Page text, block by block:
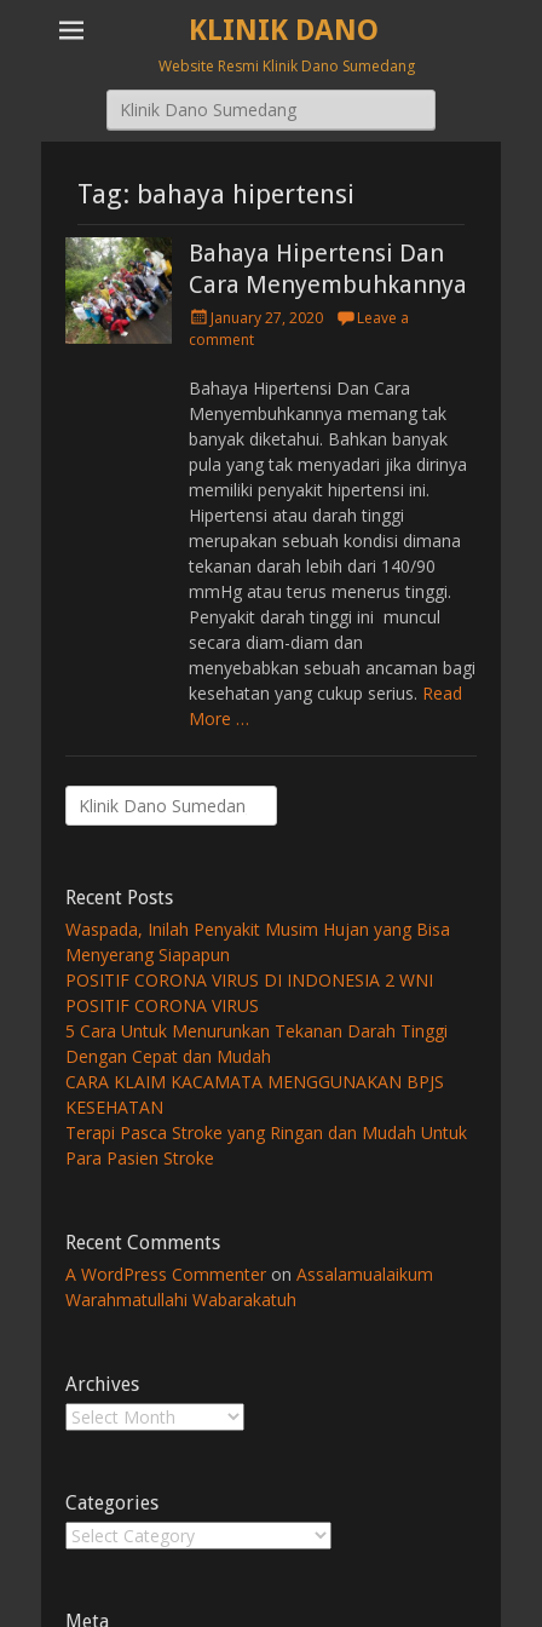
KLINIK DANO
Website Resmi Klinik Dano Sumedang
Search
for:
Tag: bahaya hipertensi
Bahaya Hipertensi Dan
Cara Menyembuhkannya
P
o
t
e
d
o
n
January 27, 2020
Leave a
comment
Bahaya Hipertensi Dan Cara
Menyembuhkannya memang tak
banyak diketahui. Bahkan banyak
pula yang tak menyadari jika dirinya
memiliki penyakit hipertensi ini.
Hipertensi atau darah tinggi
merupakan sebuah kondisi dimana
tekanan darah lebih dari 140/90
mmHg atau terus menerus tinggi.
Penyakit darah tinggi ini muncul
secara diam-diam dan
menyebabkan sebuah ancaman bagi
kesehatan yang cukup serius. Read
More …
Search
for:
Recent Posts
Waspada, Inilah Penyakit Musim Hujan yang Bisa
Menyerang Siapapun
POSITIF CORONA VIRUS DI INDONESIA 2 WNI
POSITIF CORONA VIRUS
5 Cara Untuk Menurunkan Tekanan Darah Tinggi
Dengan Cepat dan Mudah
CARA KLAIM KACAMATA MENGGUNAKAN BPJS
KESEHATAN
Terapi Pasca Stroke yang Ringan dan Mudah Untuk
Para Pasien Stroke
Recent Comments
A WordPress Commenter on Assalamualaikum
Warahmatullahi Wabarakatuh
Archives
Archives
Categories
Categories
Meta